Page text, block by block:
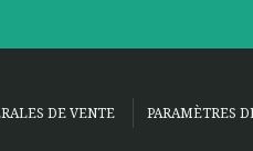
DE VENTE PARAMÈTRES